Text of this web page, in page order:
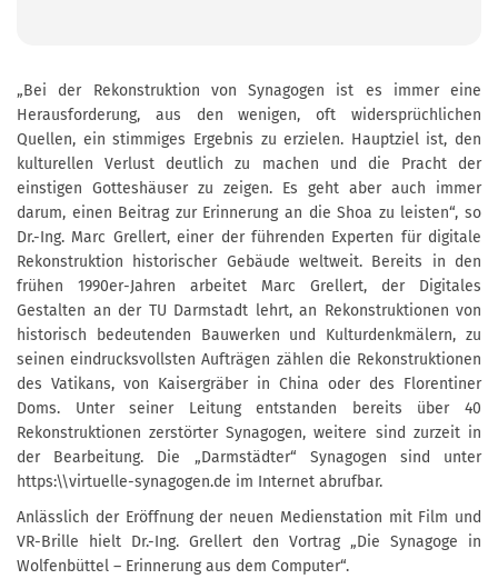
„Bei der Rekonstruktion von Synagogen ist es immer eine
Herausforderung, aus den wenigen, oft widersprüchlichen
Quellen, ein stimmiges Ergebnis zu erzielen. Hauptziel ist, den
kulturellen Verlust deutlich zu machen und die Pracht der
einstigen Gotteshäuser zu zeigen. Es geht aber auch immer
darum, einen Beitrag zur Erinnerung an die Shoa zu leisten“, so
Dr.-Ing. Marc Grellert, einer der führenden Experten für digitale
Rekonstruktion historischer Gebäude weltweit. Bereits in den
frühen 1990er-Jahren arbeitet Marc Grellert, der Digitales
Gestalten an der TU Darmstadt lehrt, an Rekonstruktionen von
historisch bedeutenden Bauwerken und Kulturdenkmälern, zu
seinen eindrucksvollsten Aufträgen zählen die Rekonstruktionen
des Vatikans, von Kaisergräber in China oder des Florentiner
Doms. Unter seiner Leitung entstanden bereits über 40
Rekonstruktionen zerstörter Synagogen, weitere sind zurzeit in
der Bearbeitung. Die „Darmstädter“ Synagogen sind unter
https:\\virtuelle-synagogen.de im Internet abrufbar.
Anlässlich der Eröffnung der neuen Medienstation mit Film und
VR-Brille hielt Dr.-Ing. Grellert den Vortrag „Die Synagoge in
Wolfenbüttel – Erinnerung aus dem Computer“.